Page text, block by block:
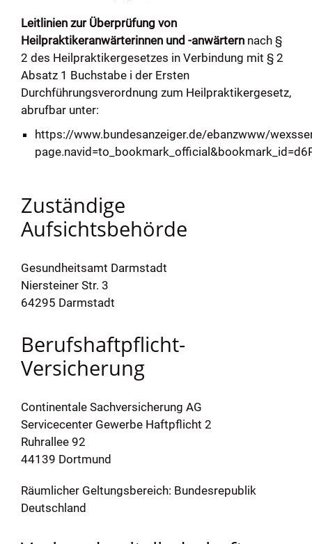
Leitlinien zur Überprüfung von
Heilpraktikeranwärterinnen und -anwärternnach §
2 des Heilpraktikergesetzes in Verbindung mit § 2
Absatz 1 Buchstabe i der Ersten
Durchführungsverordnung zum Heilpraktikergesetz,
abrufbar unter:
https://www.bundesanzeiger.de/ebanzwww/
Zuständige
Aufsichtsbehörde
Gesundheitsamt Darmstadt
Niersteiner Str. 3
64295 Darmstadt
Berufshaftpflicht-
Versicherung
Continentale Sachversicherung AG
Servicecenter Gewerbe Haftpflicht 2
Ruhrallee 92
44139 Dortmund
Räumlicher Geltungsbereich: Bundesrepublik
Deutschland